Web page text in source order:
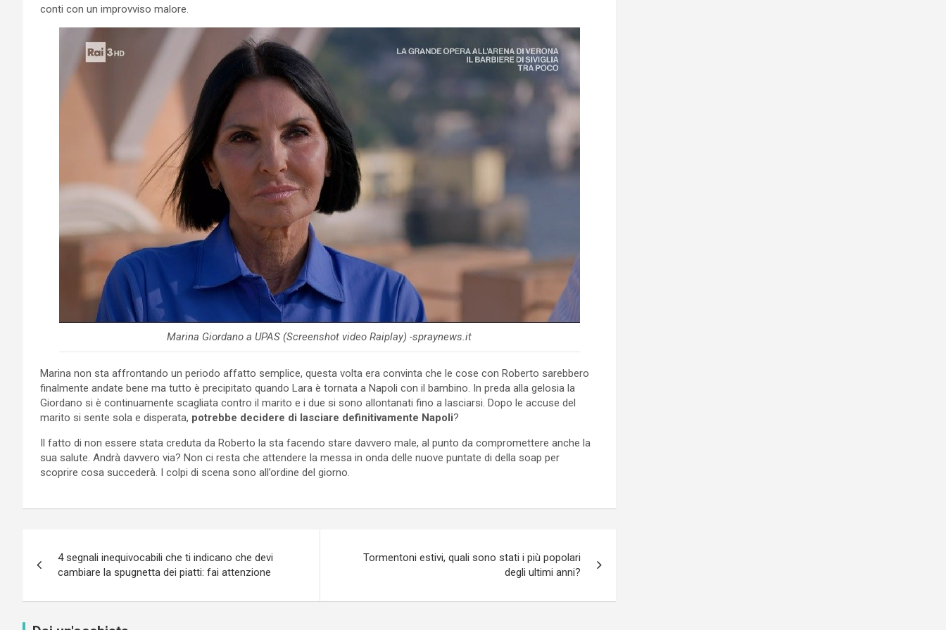
conti con un improvviso malore.
Marina Giordano a UPAS (Screenshot video Raiplay) -spraynews.it
Marina non sta affrontando un periodo affatto semplice, questa volta era convinta che le cose con Roberto sarebbero
finalmente andate bene ma tutto è precipitato quando Lara è tornata a Napoli con il bambino. In preda alla gelosia la
Giordano si è continuamente scagliata contro il marito e i due si sono allontanati fino a lasciarsi. Dopo le accuse del
marito si sente sola e disperata, potrebbe decidere di lasciare definitivamente Napoli?
Il fatto di non essere stata creduta da Roberto la sta facendo stare davvero male, al punto da compromettere anche la
sua salute. Andrà davvero via? Non ci resta che attendere la messa in onda delle nuove puntate di della soap per
scoprire cosa succederà. I colpi di scena sono all’ordine del giorno.
articoli
4 segnali inequivocabili che ti indicano che devi
cambiare la spugnetta dei piatti: fai attenzione
Tormentoni estivi, quali sono stati i più popolari
degli ultimi anni?